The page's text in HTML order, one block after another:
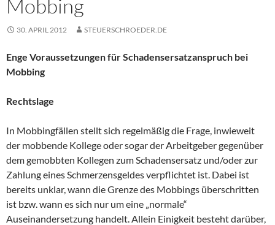
Mobbing
30. APRIL 2012 STEUERSCHROEDER.DE
Enge Voraussetzungen für Schadensersatzanspruch bei
Mobbing
Rechtslage
In Mobbingfällen stellt sich regelmäßig die Frage, inwieweit
der mobbende Kollege oder sogar der Arbeitgeber gegenüber
dem gemobbten Kollegen zum Schadensersatz und/oder zur
Zahlung eines Schmerzensgeldes verpflichtet ist. Dabei ist
bereits unklar, wann die Grenze des Mobbings überschritten
ist bzw. wann es sich nur um eine „normale“
Auseinandersetzung handelt. Allein Einigkeit besteht darüber,